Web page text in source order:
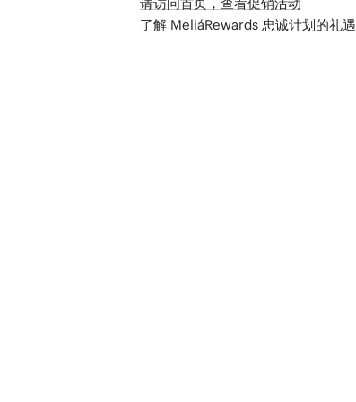
了解 MeliáRewards 忠诚计划的礼遇